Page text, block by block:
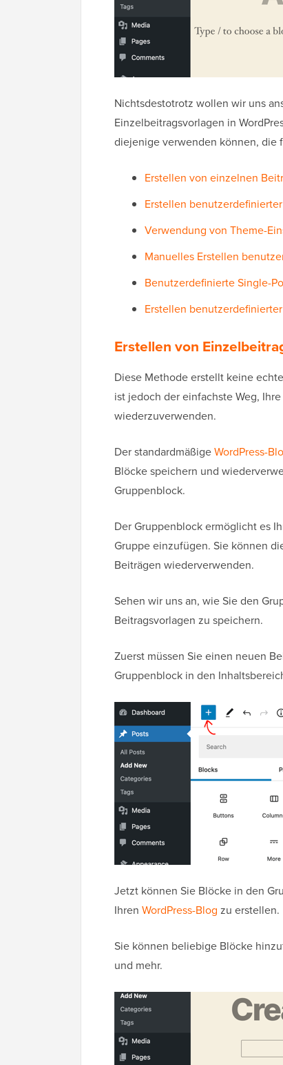
Nichtsdestotrotz wollen wir uns
Einzelbeitragsvorlagen in
diejenige verwenden können, die
Erstellen von einzelnen
Erstellen
Verwendung von Theme-
Manuelles Erstellen
Benutzerdefinierte Single-
Erstellen
Erstellen von
Diese Methode erstellt keine
ist jedoch der einfachste Weg,
wiederzuverwenden.
Der standardmäßigeWordPress-
Blöcke speichern und
Gruppenblock.
Der Gruppenblock ermöglicht es
Gruppe einzufügen. Sie können
Beiträgen wiederverwenden.
Sehen wir uns an, wie Sie den
Beitragsvorlagen zu speichern.
Zuerst müssen Sie einen neuen
Gruppenblock in den
Jetzt können Sie Blöcke in den
Ihren WordPress-Blog zu erstellen.
Sie können beliebige Blöcke
und mehr.